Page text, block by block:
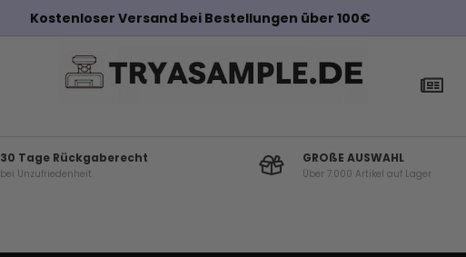
Kostenloser Versand bei Bestellungen über 100€
30 Tage Rückgaberecht
bei Unzufriedenheit
GROßE AUSWAHL
Über 7.000 Artikel auf Lager